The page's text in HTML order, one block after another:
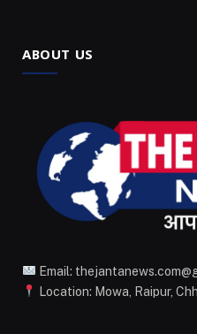
ABOUT US
Email:
Location: Mowa, Raipur,